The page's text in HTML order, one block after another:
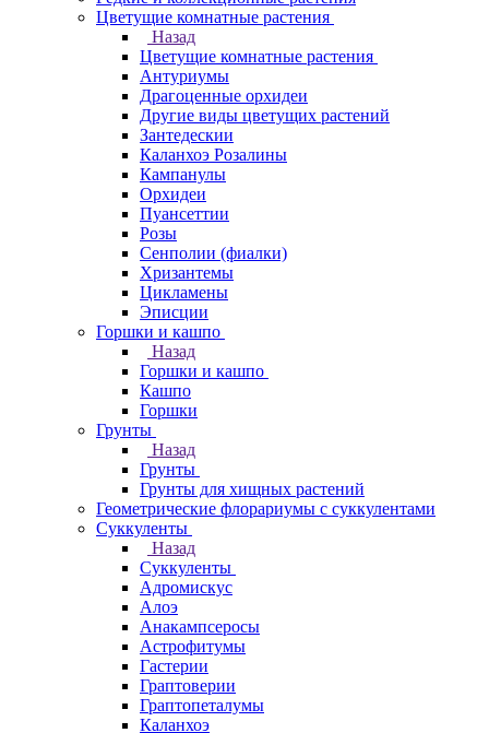
Цветущие комнатные растения
Назад
Цветущие комнатные растения
Антуриумы
Драгоценные орхидеи
Другие виды цветущих растений
Зантедескии
Каланхоэ Розалины
Кампанулы
Орхидеи
Пуансеттии
Розы
Сенполии (фиалки)
Хризантемы
Цикламены
Эписции
Горшки и кашпо
Назад
Горшки и кашпо
Кашпо
Горшки
Грунты
Назад
Грунты
Грунты для хищных растений
Геометрические флорариумы с суккулентами
Суккуленты
Назад
Суккуленты
Адромискус
Алоэ
Анакампсеросы
Астрофитумы
Гастерии
Граптоверии
Граптопеталумы
Каланхоэ